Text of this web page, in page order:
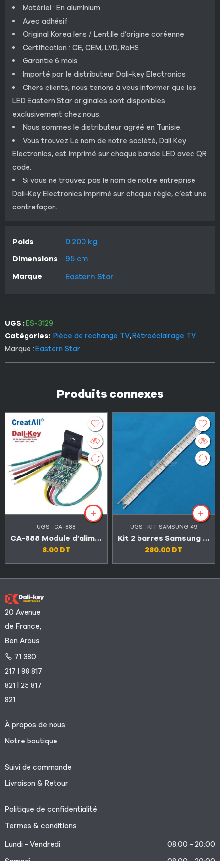
Matériel : En aluminium
Avec adhésif
Original Korea lens / Lentille d’origine coréenne
Certification : CE, CEM, LVD, RoHS
Garantie 6 mois
Importé par le distributeur Dali-key Electronics
Chers clients, nous tenons à vous informer que les
LED Eastern Star originales sont disponibles
exclusivement chez nous.
Nous sommes le distributeur agréé en Tunisie.
Vous trouvez Le nom de notre société, Dali Key
Electronics, est imprimé sur chaque bande LED avec QR
code.
Si vous ne trouvez pas le nom de notre entreprise
Dali-Key Electronics imprimé sur chaque règle, c’est une
contrefaçon.
Poids
0.200 kg
Dimensions
95 cm
Marque
Eastern Star
UGS :ES-3129
Catégories: Pièce de rechange TV,Rétroéclairage TV
Marque :Eastern Star
Produits connexes
UGS : CA-888
CA-888 Module d’alimentation universel TV LED et LCD
8.00 DT
UGS : KIT SAMSUNG 49
Kit 2 barres Samsung 49″ 31 LED 3V V6LF_490SFA_LED31 + V6LF_490SFB_LED31 (Original الاصلي)
280.00 DT
20 Avenue
de France,
Ben Arous
71 380
217 | 98 817
821 | 25 817
821
À propos de nous
Notre boutique
Suivi de commande
Livraison & Retour
Politique de confidentialité
Termes & conditions
Lundi - Vendredi
08:00 - 20:00